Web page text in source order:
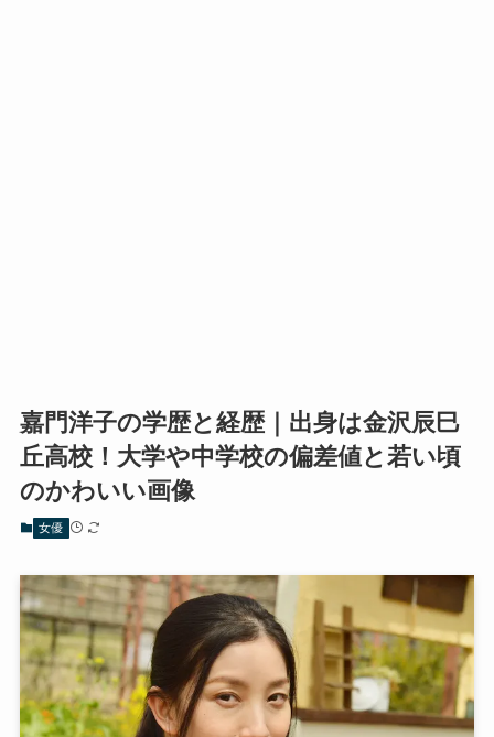
嘉門洋子の学歴と経歴｜出身は金沢辰巳
丘高校！大学や中学校の偏差値と若い頃
のかわいい画像
女優